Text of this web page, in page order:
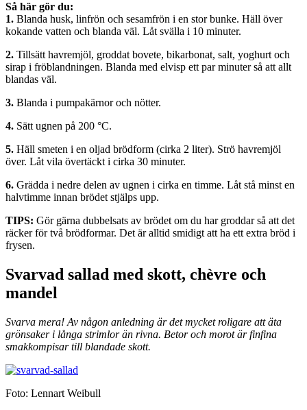
Så här gör du:
1. Blanda husk, linfrön och sesamfrön i en stor bunke. Häll över
kokande vatten och blanda väl. Låt svälla i 10 minuter.
2. Tillsätt havremjöl, groddat bovete, bikarbonat, salt, yoghurt och
sirap i fröblandningen. Blanda med elvisp ett par minuter så att allt
blandas väl.
3. Blanda i pumpakärnor och nötter.
4. Sätt ugnen på 200 °C.
5. Häll smeten i en oljad brödform (cirka 2 liter). Strö havremjöl
över. Låt vila övertäckt i cirka 30 minuter.
6. Grädda i nedre delen av ugnen i cirka en timme. Låt stå minst en
halvtimme innan brödet stjälps upp.
TIPS: Gör gärna dubbelsats av brödet om du har groddar så att det
räcker för två brödformar. Det är alltid smidigt att ha ett extra bröd i
frysen.
Svarvad sallad med skott, chèvre och
mandel
Svarva mera! Av någon anledning är det mycket roligare att äta
grönsaker i långa strimlor än rivna. Betor och morot är finfina
smakkompisar till blandade skott.
Foto: Lennart Weibull